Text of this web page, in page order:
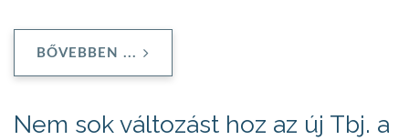
BŐVEBBEN ...
Nem sok változást hoz az új Tbj. a